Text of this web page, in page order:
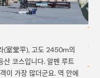
(室堂平), 고도 2450m의
산 코스입니다. 알펜 루트
이 가장 많더군요. 역 안에